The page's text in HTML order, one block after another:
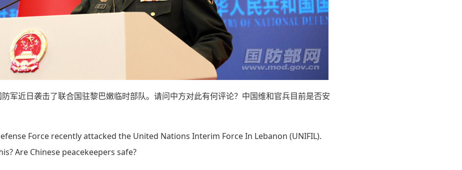
军近日袭击了联合国驻黎巴嫩临时部队。请问中方对此有何评论？中国维和官兵目前是否安
Force recently attacked the United Nations Interim Force In Lebanon (UNIFIL).
Are Chinese peacekeepers safe?